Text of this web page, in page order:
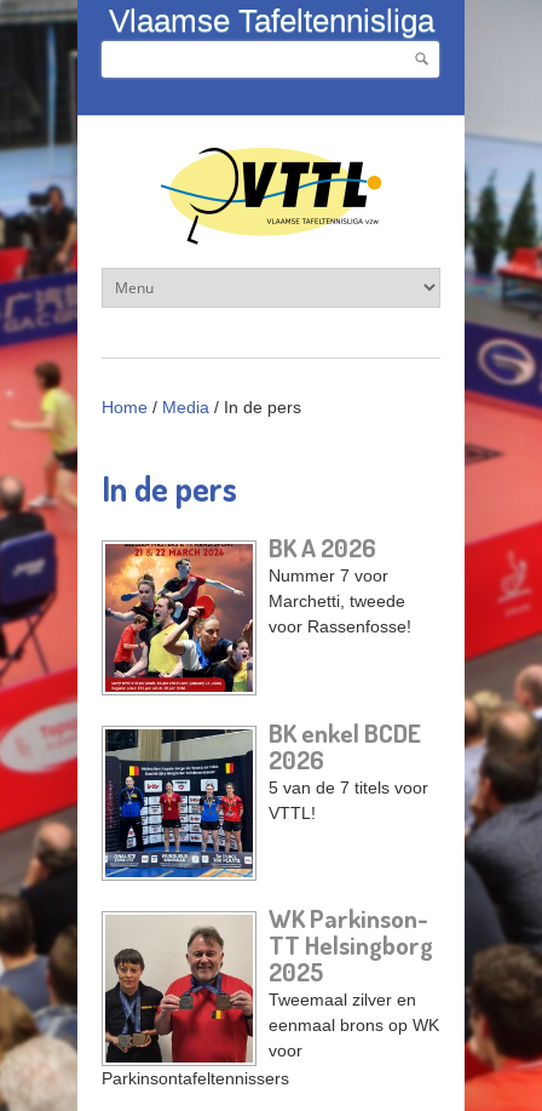
Overslaan en naar de inhoud gaan
Vlaamse Tafeltennisliga
Zoekveld
Home / Media / In de pers
In de pers
BK A 2026
Nummer 7 voor
Marchetti, tweede
voor Rassenfosse!
BK enkel BCDE
2026
5 van de 7 titels voor
VTTL!
WK Parkinson-
TT Helsingborg
2025
Tweemaal zilver en
eenmaal brons op WK
voor
Parkinsontafeltennissers
Pagina's